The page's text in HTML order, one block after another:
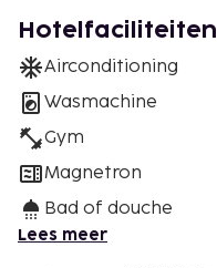
Hotelfaciliteiten
Airconditioning
Wasmachine
Gym
Magnetron
Bad of douche
Lees meer